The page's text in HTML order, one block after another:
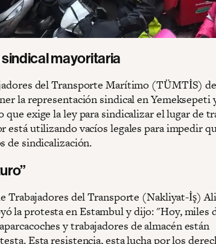
mayoritaria
del Transporte Marítimo (TÜMTİS)
la representación sindical en Yemeksepeti
exige la ley para sindicalizar el lugar de
está utilizando vacíos legales para impedir
de sindicalización.
Trabajadores del Transporte (Nakliyat-İş) Ali
la protesta en Estambul y dijo: "Hoy, miles
y trabajadores de almacén están
Esta resistencia, esta lucha por los